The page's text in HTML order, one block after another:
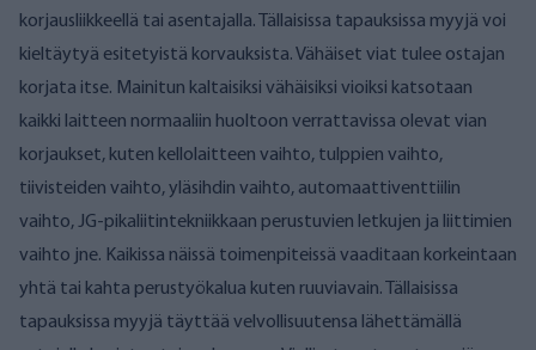
korjausliikkeellä tai asentajalla. Tällaisissa tapauksissa myyjä voi
kieltäytyä esitetyistä korvauksista. Vähäiset viat tulee ostajan
korjata itse. Mainitun kaltaisiksi vähäisiksi vioiksi katsotaan
kaikki laitteen normaaliin huoltoon verrattavissa olevat vian
korjaukset, kuten kellolaitteen vaihto, tulppien vaihto,
tiivisteiden vaihto, yläsihdin vaihto, automaattiventtiilin
vaihto, JG-pikaliitintekniikkaan perustuvien letkujen ja liittimien
vaihto jne. Kaikissa näissä toimenpiteissä vaaditaan korkeintaan
yhtä tai kahta perustyökalua kuten ruuviavain. Tällaisissa
tapauksissa myyjä täyttää velvollisuutensa lähettämällä